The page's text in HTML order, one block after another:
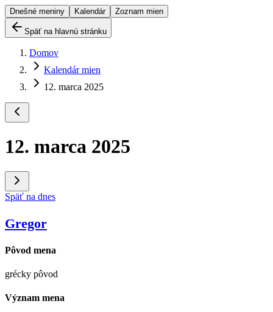
Dnešné meniny Kalendár Zoznam mien
Späť na hlavnú stránku
Domov
Kalendár mien
12. marca 2025
12. marca 2025
Späť na dnes
Gregor
Pôvod mena
grécky pôvod
Význam mena